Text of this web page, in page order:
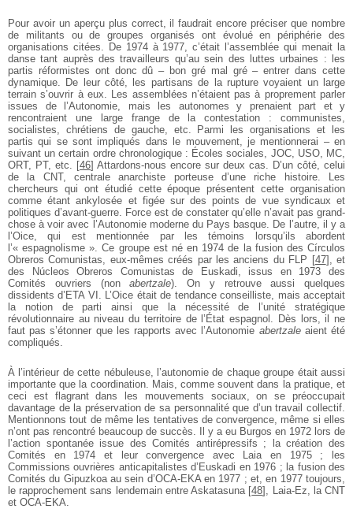
Pour avoir un aperçu plus correct, il faudrait encore préciser que nombre
de militants ou de groupes organisés ont évolué en périphérie des
organisations citées. De 1974 à 1977, c’était l’assemblée qui menait la
danse tant auprès des travailleurs qu’au sein des luttes urbaines : les
partis réformistes ont donc dû – bon gré mal gré – entrer dans cette
dynamique. De leur côté, les partisans de la rupture voyaient un large
terrain s’ouvrir à eux. Les assemblées n’étaient pas à proprement parler
issues de l’Autonomie, mais les autonomes y prenaient part et y
rencontraient une large frange de la contestation : communistes,
socialistes, chrétiens de gauche, etc. Parmi les organisations et les
partis qui se sont impliqués dans le mouvement, je mentionnerai – en
suivant un certain ordre chronologique : Écoles sociales, JOC, USO, MC,
ORT, PT, etc.
[46] Attardons-nous encore sur deux cas. D’un côté, celui
de la CNT, centrale anarchiste porteuse d’une riche histoire. Les
chercheurs qui ont étudié cette époque présentent cette organisation
comme étant ankylosée et figée sur des points de vue syndicaux et
politiques d’avant-guerre. Force est de constater qu’elle n’avait pas grand-
chose à voir avec l’Autonomie moderne du Pays basque. De l’autre, il y a
l’Oice, qui est mentionnée par les témoins lorsqu’ils abordent
l’« espagnolisme ». Ce groupe est né en 1974 de la fusion des Círculos
Obreros Comunistas, eux-mêmes créés par les anciens du FLP [47] , et
des Núcleos Obreros Comunistas de Euskadi, issus en 1973 des
Comités ouvriers (nonabertzale). On y retrouve aussi quelques
dissidents d’ETA VI. L’Oice était de tendance conseilliste, mais acceptait
la notion de parti ainsi que la nécessité de l’unité stratégique
révolutionnaire au niveau du territoire de l’État espagnol. Dès lors, il ne
faut pas s’étonner que les rapports avec l’Autonomie abertzaleaient été
compliqués.
À l’intérieur de cette nébuleuse, l’autonomie de chaque groupe était aussi
importante que la coordination. Mais, comme souvent dans la pratique, et
ceci est flagrant dans les mouvements sociaux, on se préoccupait
davantage de la préservation de sa personnalité que d’un travail collectif.
Mentionnons tout de même les tentatives de convergence, même si elles
n’ont pas rencontré beaucoup de succès. Il y a eu Burgos en 1972 lors de
l’action spontanée issue des Comités antirépressifs ; la création des
Comités en 1974 et leur convergence avec Laia en 1975 ; les
Commissions ouvrières anticapitalistes d’Euskadi en 1976 ; la fusion des
Comités du Gipuzkoa au sein d’OCA-EKA en 1977 ; et, en 1977 toujours,
le rapprochement sans lendemain entre Askatasuna [48] , Laia-Ez, la CNT
et OCA-EKA.